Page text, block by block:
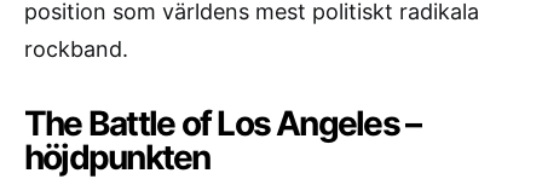
position som världens mest politiskt radikala
rockband.
The Battle of Los Angeles –
höjdpunkten